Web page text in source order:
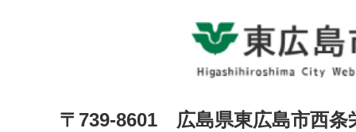
〒739-8601 広島県東広島市西